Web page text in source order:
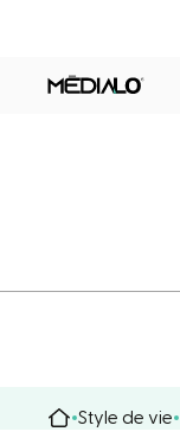
Style de vie